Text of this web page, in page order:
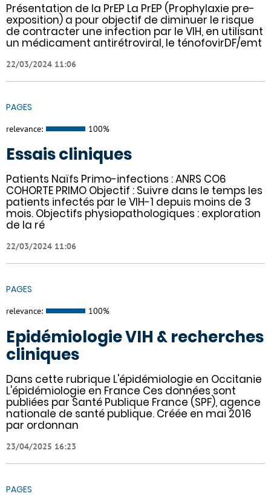
Présentation de la PrEP La PrEP (Prophylaxie pre-
exposition) a pour objectif de diminuer le risque
de contracter une infection par le VIH, en utilisant
un médicament antirétroviral, le ténofovirDF/emt
22/03/2024 11:06
PAGES
relevance: 100%
Essais cliniques
Patients Naïfs Primo-infections : ANRS CO6
COHORTE PRIMO Objectif : Suivre dans le temps les
patients infectés par le VIH-1 depuis moins de 3
mois. Objectifs physiopathologiques : exploration
de la ré
22/03/2024 11:06
PAGES
relevance: 100%
Epidémiologie VIH & recherches
cliniques
Dans cette rubrique L'épidémiologie en Occitanie
L'épidémiologie en France Ces données sont
publiées par Santé Publique France (SPF), agence
nationale de santé publique. Créée en mai 2016
par ordonnan
23/04/2025 16:23
PAGES